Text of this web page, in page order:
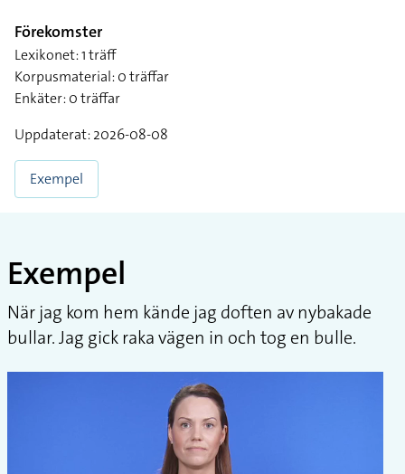
Förekomster
Lexikonet: 1 träff
Korpusmaterial: 0 träffar
Enkäter: 0 träffar
Uppdaterat: 2026-08-08
Exempel
Exempel
När jag kom hem kände jag doften av nybakade
bullar. Jag gick raka vägen in och tog en bulle.